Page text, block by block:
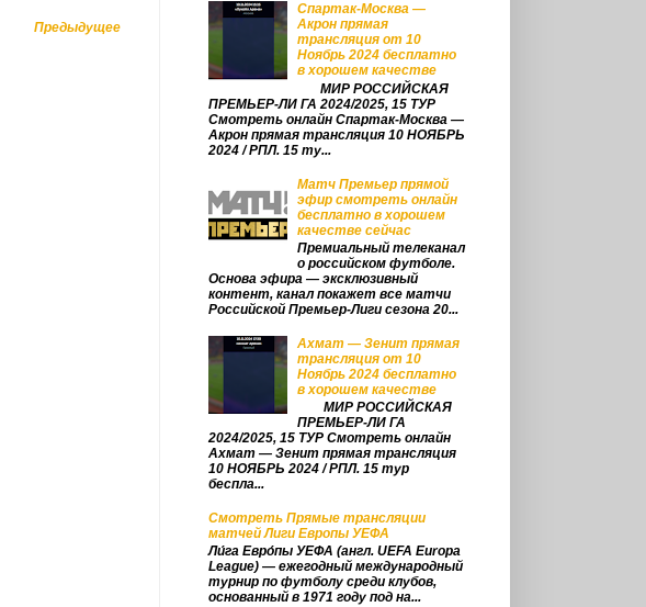
Предыдущее
Спартак-Москва —
Акрон прямая
трансляция от 10
Ноябрь 2024 бесплатно
в хорошем качестве
МИР РОССИЙСКАЯ
ПРЕМЬЕР-ЛИ ГА 2024/2025, 15 ТУР
Смотреть онлайн Спартак-Москва —
Акрон прямая трансляция 10 НОЯБРЬ
2024 / РПЛ. 15 ту...
Матч Премьер прямой
эфир смотреть онлайн
бесплатно в хорошем
качестве сейчас
Премиальный телеканал
о российском футболе.
Основа эфира — эксклюзивный
контент, канал покажет все матчи
Российской Премьер‑Лиги сезона 20...
Ахмат — Зенит прямая
трансляция от 10
Ноябрь 2024 бесплатно
в хорошем качестве
МИР РОССИЙСКАЯ
ПРЕМЬЕР-ЛИ ГА
2024/2025, 15 ТУР Смотреть онлайн
Ахмат — Зенит прямая трансляция
10 НОЯБРЬ 2024 / РПЛ. 15 тур
беспла...
Смотреть Прямые трансляции
матчей Лиги Европы УЕФА
Ли́га Евро́пы УЕФА (англ. UEFA Europa
League) — ежегодный международный
турнир по футболу среди клубов,
основанный в 1971 году под на...